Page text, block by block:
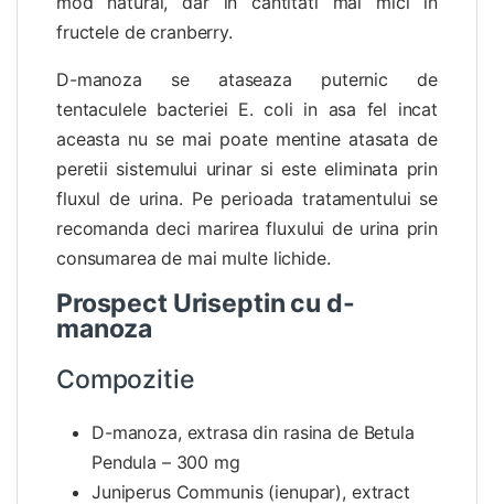
fructele de cranberry.
D-manoza se ataseaza puternic de
tentaculele bacteriei E. coli in asa fel incat
aceasta nu se mai poate mentine atasata de
peretii sistemului urinar si este eliminata prin
fluxul de urina. Pe perioada tratamentului se
recomanda deci marirea fluxului de urina prin
consumarea de mai multe lichide.
Prospect Uriseptin cu d-
manoza
Compozitie
D-manoza, extrasa din rasina de Betula
Pendula – 300 mg
Juniperus Communis (ienupar), extract